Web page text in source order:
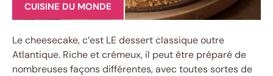
CUISINE DU MONDE
Le cheesecake, c’est LE dessert classique outre
Atlantique. Riche et crémeux, il peut être préparé de
nombreuses façons différentes, avec toutes sortes de